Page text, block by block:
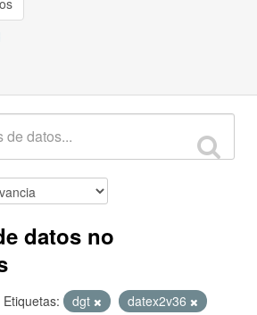
datos no
Etiquetas: dgt
datex2v36